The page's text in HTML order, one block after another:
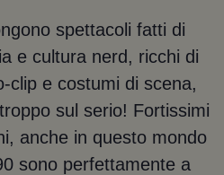
spettacoli fatti di
e cultura nerd, ricchi di
clip e costumi di scena,
sul serio! Fortissimi
anche in questo mondo
sono perfettamente a